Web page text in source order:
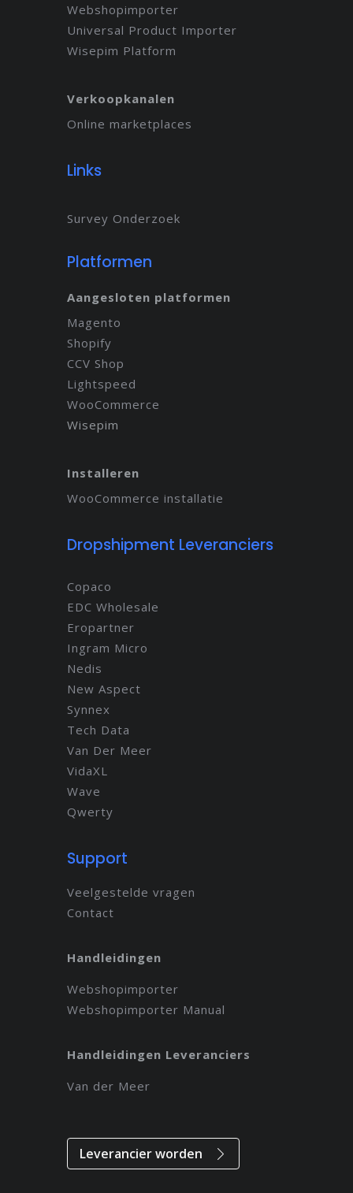
Webshopimporter
Universal Product Importer
Wisepim Platform
Verkoopkanalen
Online marketplaces
Links
Survey Onderzoek
Platformen
Aangesloten platformen
Magento
Shopify
CCV Shop
Lightspeed
WooCommerce
Wisepim
Installeren
WooCommerce installatie
Dropshipment Leveranciers
Copaco
EDC Wholesale
Eropartner
Ingram Micro
Nedis
New Aspect
Synnex
Tech Data
Van Der Meer
VidaXL
Wave
Qwerty
Support
Veelgestelde vragen
Contact
Handleidingen
Webshopimporter
Webshopimporter Manual
Handleidingen Leveranciers
Van der Meer
Leverancier worden